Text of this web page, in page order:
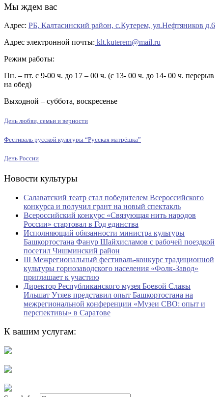
Мы ждем вас
Адрес: РБ, Калтасинский район, с.Кутерем, ул.Нефтяников д.6
Адрес электронной почты: klt.kuterem@mail.ru
Режим работы:
Пн. – пт. с 9-00 ч. до 17 – 00 ч. (с 13- 00 ч. до 14- 00 ч. перерыв
на обед)
Выходной – суббота, воскресенье
День любви, семьи и верности
Фестиваль русской культуры “Русская матрёшка”
День России
Новости культуры
Салаватский театр стал победителем Всероссийского
конкурса и получил грант на новый спектакль
Всероссийский конкурс «Связующая нить народов
России» стартовал в Год единства
Исполняющий обязанности министра культуры
Башкортостана Фанур Шайхисламов с рабочей поездкой
посетил Чишминский район
III Межрегиональный фестиваль-конкурс традиционной
культуры горнозаводского населения «Фолк-Завод»
приглашает к участию
Директор Республиканского музея Боевой Славы
Ильшат Утяев представил опыт Башкортостана на
межрегиональной конференции «Музеи СВО: опыт и
перспективы» в Саратове
К вашим услугам: